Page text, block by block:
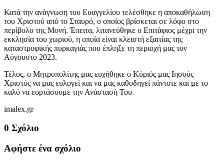
Κατά την ανάγνωση του Ευαγγελίου τελέσθηκε η αποκαθήλωση
του Χριστού από το Σταυρό, ο οποίος βρίσκεται σε λόφο στο
περίβολο της Μονή. Έπειτα, λιτανεύθηκε ο Επιτάφιος μέχρι την
εκκλησία του χωριού, η οποία είναι κλειστή εξαιτίας της
καταστροφικής πυρκαγιάς που έπληξε τη περιοχή μας τον
Αύγουστο 2023.
Τέλος, ο Μητροπολίτης μας ευχήθηκε ο Κύριός μας Ιησούς
Χριστός να μας ευλογεί και να μας καθοδηγεί πάντοτε και με το
καλό να εορτάσουμε την Ανάστασή Του.
imalex.gr
0 Σχόλιο
Αφήστε ένα σχόλιο